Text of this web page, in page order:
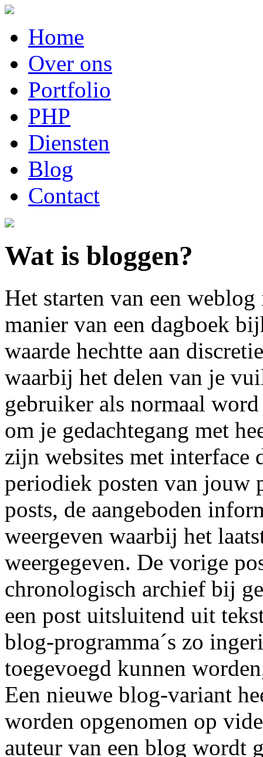
Home
Over ons
Portfolio
PHP
Diensten
Blog
Contact
Wat is bloggen?
Het starten van een
manier van een dagboek
waarde hechtte aan
waarbij het delen van je
gebruiker als normaal
om je gedachtegang met
zijn websites met interface
periodiek posten van jouw
posts, de aangeboden
weergeven waarbij het
weergegeven. De vorige
chronologisch archief bij
een post uitsluitend uit
blog-programma´s zo
toegevoegd kunnen
Een nieuwe blog-variant
worden opgenomen op
auteur van een blog wordt